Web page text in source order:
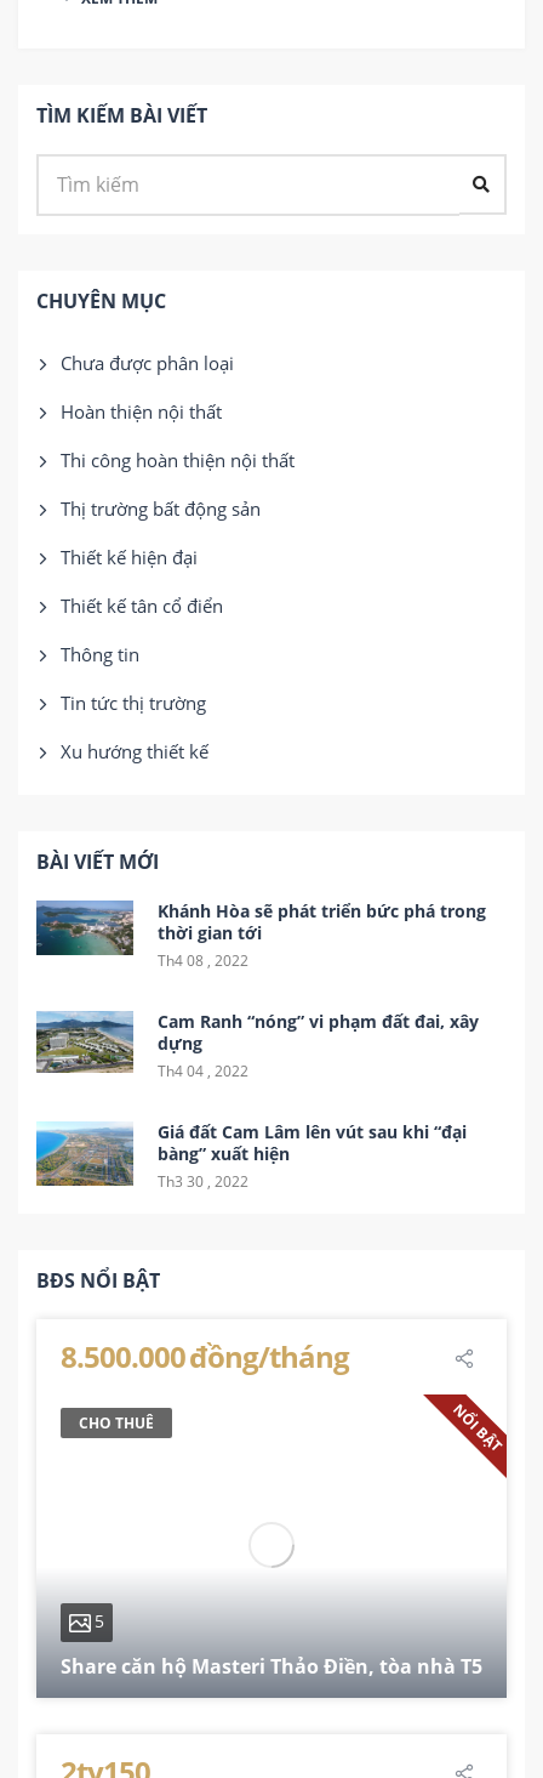
TÌM KIẾM BÀI VIẾT
CHUYÊN MỤC
Chưa được phân loại
Hoàn thiện nội thất
Thi công hoàn thiện nội thất
Thị trường bất động sản
Thiết kế hiện đại
Thiết kế tân cổ điển
Thông tin
Tin tức thị trường
Xu hướng thiết kế
BÀI VIẾT MỚI
Khánh Hòa sẽ phát triển bức phá trong
thời gian tới
Th4 08 , 2022
Cam Ranh “nóng” vi phạm đất đai, xây
dựng
Th4 04 , 2022
Giá đất Cam Lâm lên vút sau khi “đại
bàng” xuất hiện
Th3 30 , 2022
BĐS NỔI BẬT
8.500.000 đồng/tháng
CHO THUÊ NỔI BẬT
5
Share căn hộ Masteri Thảo Điền, tòa nhà T5